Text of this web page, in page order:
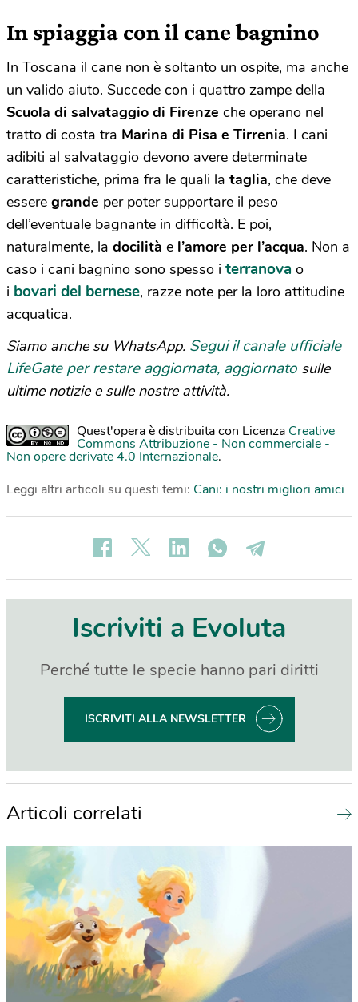
In spiaggia con il cane bagnino
In Toscana il cane non è soltanto un ospite, ma anche
un valido aiuto. Succede con i quattro zampe della
Scuola di salvataggio di Firenze che operano nel
tratto di costa tra Marina di Pisa e Tirrenia. I cani
adibiti al salvataggio devono avere determinate
caratteristiche, prima fra le quali la taglia, che deve
essere grande per poter supportare il peso
dell’eventuale bagnante in difficoltà. E poi,
naturalmente, la docilità e l’amore per l’acqua. Non a
caso i cani bagnino sono spesso i terranova o
i bovari del bernese, razze note per la loro attitudine
acquatica.
Siamo anche su WhatsApp. Segui il canale ufficiale
LifeGate per restare aggiornata, aggiornato sulle
ultime notizie e sulle nostre attività.
Quest'opera è distribuita con Licenza Creative
Commons Attribuzione - Non commerciale -
Non opere derivate 4.0 Internazionale.
Leggi altri articoli su questi temi: Cani: i nostri migliori amici
Iscriviti a Evoluta
Perché tutte le specie hanno pari diritti
ISCRIVITI ALLA NEWSLETTER
Articoli correlati